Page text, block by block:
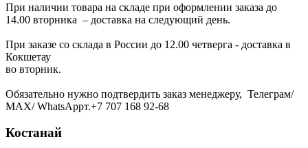
При наличии товара на складе при оформлении заказа до
14.00 вторника – доставка на следующий день.
При заказе со склада в России до 12.00 четверга - доставка в
Кокшетау
во вторник.
Обязательно нужно подтвердить заказ менеджеру, Телеграм/
МАХ/ WhatsAppт.+7 707 168 92-68
Костанай